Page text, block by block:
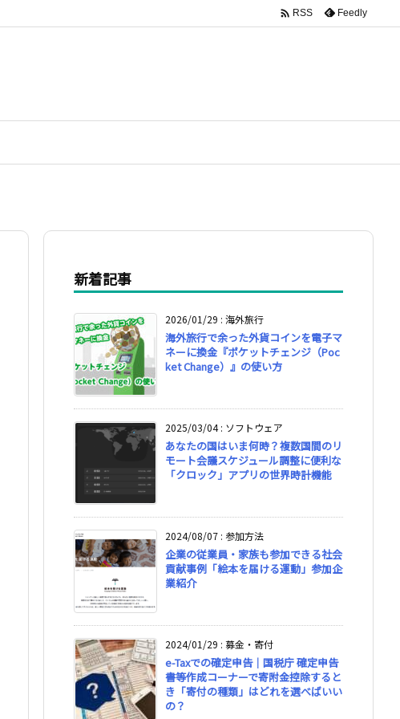
 RSS Feedly
新着記事
2026/01/29 : 海外旅行
海外旅行で余った外貨コインを電子マ
ネーに換金『ポケットチェンジ（Poc
ket Change）』の使い方
2025/03/04: ソフトウェア
あなたの国はいま何時？複数国間のリ
モート会議スケジュール調整に便利な
「クロック」アプリの世界時計機能
2024/08/07 : 参加方法
企業の従業員・家族も参加できる社会
貢献事例「絵本を届ける運動」参加企
業紹介
2024/01/29 : 募金・寄付
e-Taxでの確定申告｜国税庁 確定申告
書等作成コーナーで寄附金控除すると
き「寄付の種類」はどれを選べばいい
の？